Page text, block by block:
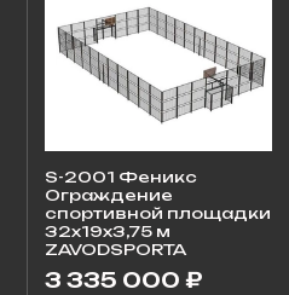
S-2001 Феникс
Ограждение
спортивной площадки
32х19х3,75 м
ZAVODSPORTA
3 335 000 ₽